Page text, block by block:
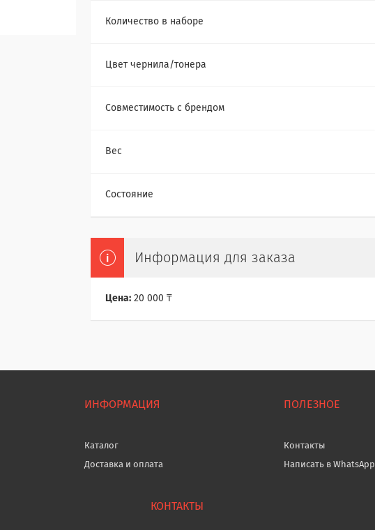
Количество в наборе
Цвет чернила/тонера
Совместимость с брендом
Вес
Состояние
Информация для заказа
Цена: 20 000 ₸
ИНФОРМАЦИЯ
Каталог
Доставка и оплата
ПОЛЕЗНОЕ
Контакты
Написать в WhatsApp